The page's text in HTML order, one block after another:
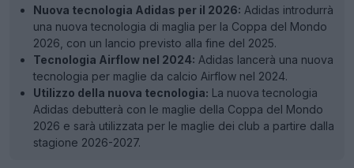
Nuova tecnologia Adidas per il 2026: Adidas introdurrà
una nuova tecnologia di maglia per la Coppa del Mondo
2026, con un lancio previsto alla fine del 2025.
Tecnologia Airflow nel 2024: Adidas lancerà una nuova
tecnologia per maglie da calcio Airflow nel 2024.
Utilizzo della nuova tecnologia: La nuova tecnologia
Adidas debutterà con le maglie della Coppa del Mondo
2026 e sarà utilizzata per le maglie dei club a partire dalla
stagione 2026-2027.